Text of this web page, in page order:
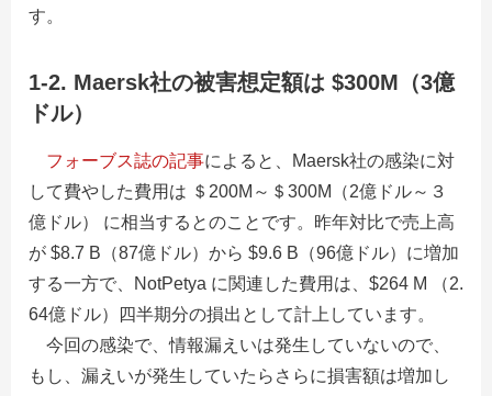
す。
1-2. Maersk社の被害想定額は $300M（3億
ドル）
フォーブス誌の記事によると、Maersk社の感染に対
して費やした費用は ＄200M～＄300M（2億ドル～３
億ドル） に相当するとのことです。昨年対比で売上高
が $8.7 B（87億ドル）から $9.6 B（96億ドル）に増加
する一方で、NotPetya に関連した費用は、$264 M （2.
64億ドル）四半期分の損出として計上しています。
今回の感染で、情報漏えいは発生していないので、
もし、漏えいが発生していたらさらに損害額は増加し